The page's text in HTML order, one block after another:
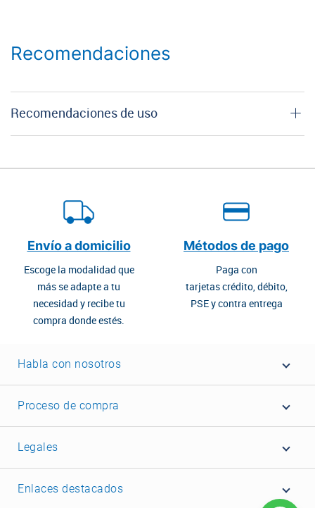
Recomendaciones
Recomendaciones de uso
Envío a domicilio
Escoge la modalidad que
más se adapte a tu
necesidad y recibe tu
compra donde estés.
Métodos de pago
Paga con
tarjetas crédito, débito,
PSE y contra entrega
Habla con nosotros
Proceso de compra
Legales
Enlaces destacados